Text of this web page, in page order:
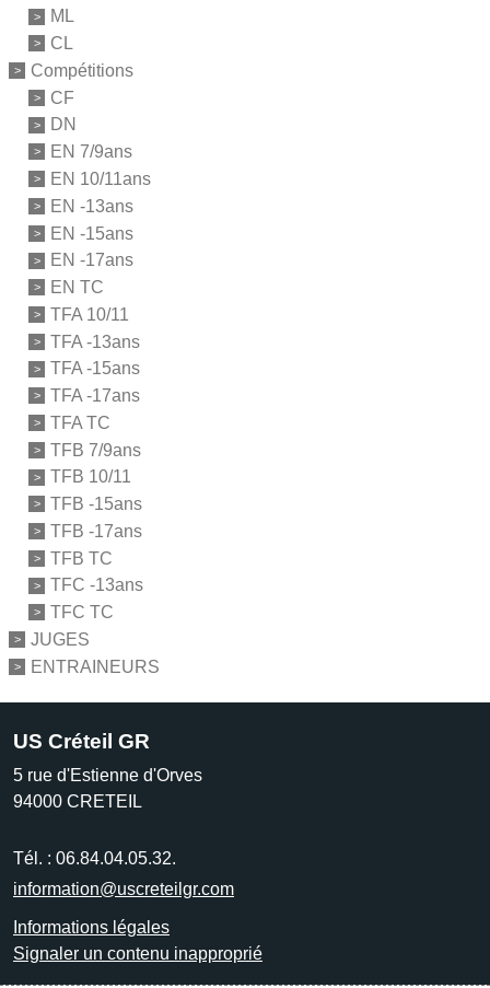
ML
CL
Compétitions
CF
DN
EN 7/9ans
EN 10/11ans
EN -13ans
EN -15ans
EN -17ans
EN TC
TFA 10/11
TFA -13ans
TFA -15ans
TFA -17ans
TFA TC
TFB 7/9ans
TFB 10/11
TFB -15ans
TFB -17ans
TFB TC
TFC -13ans
TFC TC
JUGES
ENTRAINEURS
US Créteil GR
5 rue d'Estienne d'Orves
94000 CRETEIL
Tél. : 06.84.04.05.32.
information@uscreteilgr.com
Informations légales
Signaler un contenu inapproprié